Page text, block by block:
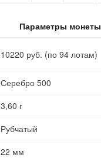
Параметры монеты
10220 руб. (по 94 лотам)
Серебро 500
3,60 г
Рубчатый
22 мм